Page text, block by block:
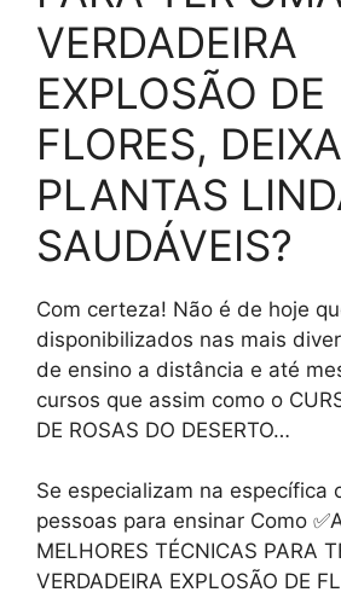
VERDADEIRA
EXPLOSÃO DE
FLORES,
PLANTAS
SAUDÁVEIS?
Com certeza! Não é de hoje
disponibilizados nas mais
de ensino a distância e até
cursos que assim como o
DE ROSAS DO DESERTO…
Se especializam na específica
pessoas para ensinar Como
MELHORES TÉCNICAS PARA
VERDADEIRA EXPLOSÃO DE